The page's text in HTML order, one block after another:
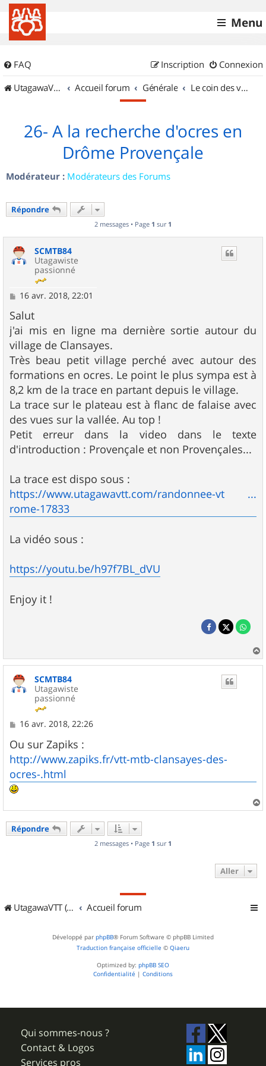
Menu
FAQ Connexion
Inscription
UtagawaVTT (Randos VTT et VTTAE avec traces GPS)
Accueil forum Générale Le coin des vidéastes
26- A la recherche d'ocres en
Drôme Provençale
Modérateur : Modérateurs des Forums
Répondre
2 messages • Page 1 sur 1
SCMTB84
Utagawiste
passionné
M
s
s
a
g
e
16 avr. 2018, 22:01
Salut
j'ai mis en ligne ma dernière sortie autour du
village de Clansayes.
Très beau petit village perché avec autour des
formations en ocres. Le point le plus sympa est à
8,2 km de la trace en partant depuis le village.
La trace sur le plateau est à flanc de falaise avec
des vues sur la vallée. Au top !
Petit erreur dans la video dans le texte
d'introduction : Provençale et non Provençales...
La trace est dispo sous :
https://www.utagawavtt.com/randonnee-vt ...
rome-17833
La vidéo sous :
https://youtu.be/h97f7BL_dVU
Enjoy it !
a
SCMTB84
Utagawiste
passionné
M
s
s
a
g
e
16 avr. 2018, 22:26
Ou sur Zapiks :
http://www.zapiks.fr/vtt-mtb-clansayes-des-
ocres-.html
a
Répondre
2 messages • Page 1 sur 1
Aller
UtagawaVTT (Randos VTT et VTTAE avec traces GPS) Accueil forum
Développé par phpBB® Forum Software © phpBB Limited
Traduction française officielle © Qiaeru
Optimized by: phpBB SEO
Confidentialité | Conditions
Qui sommes-nous ?
Contact & Logos
Services pros